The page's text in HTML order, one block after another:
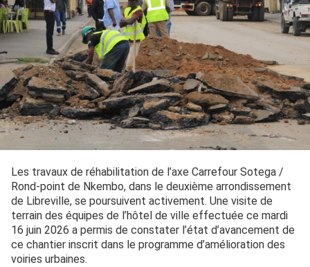
Les travaux de réhabilitation de l’axe Carrefour Sotega /
Rond-point de Nkembo, dans le deuxième arrondissement
de Libreville, se poursuivent activement. Une visite de
terrain des équipes de l’hôtel de ville effectuée ce mardi
16 juin 2026 a permis de constater l’état d’avancement de
ce chantier inscrit dans le programme d’amélioration des
voiries urbaines.